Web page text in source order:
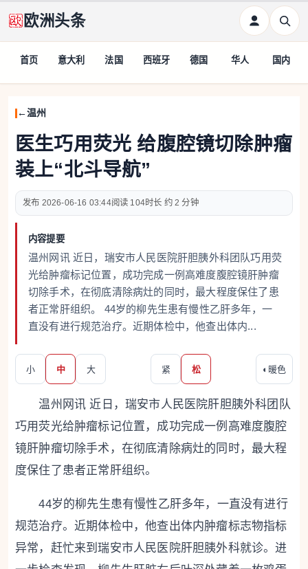
欧洲头条
首页 意大利 法国 西班牙 德国 华人 国内
温州
医生巧用荧光 给腹腔镜切除肿瘤
装上“北斗导航”
2026-06-16 03:44 104 约 2 分钟
内容提要
温州网讯 近日，瑞安市人民医院肝胆胰外科团队巧用荧
光给肿瘤标记位置，成功完成一例高难度腹腔镜肝肿瘤
切除手术，在彻底清除病灶的同时，最大程度保住了患
者正常肝组织。 44岁的柳先生患有慢性乙肝多年，一
直没有进行规范治疗。近期体检中，他查出体内...
小 中 大 紧 松 ◐ 暖色
温州网讯 近日，瑞安市人民医院肝胆胰外科团队
巧用荧光给肿瘤标记位置，成功完成一例高难度腹腔
镜肝肿瘤切除手术，在彻底清除病灶的同时，最大程
度保住了患者正常肝组织。
44岁的柳先生患有慢性乙肝多年，一直没有进行
规范治疗。近期体检中，他查出体内肿瘤标志物指标
异常，赶忙来到瑞安市人民医院肝胆胰外科就诊。进